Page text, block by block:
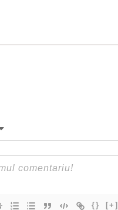
{} [+]